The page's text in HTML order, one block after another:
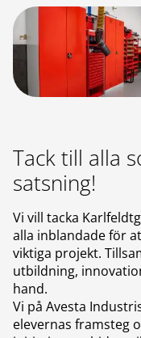
Tack till alla
satsning!
Vi vill tacka
alla inblandade för
viktiga projekt.
utbildning,
hand.
Vi på Avesta
elevernas framsteg